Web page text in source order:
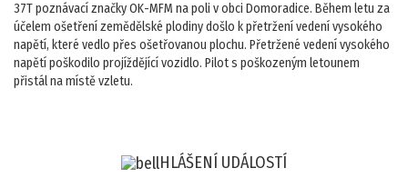
37T poznávací značky OK-MFM na poli v obci Domoradice. Během letu za
účelem ošetření zemědělské plodiny došlo k přetržení vedení vysokého
napětí, které vedlo přes ošetřovanou plochu. Přetržené vedení vysokého
napětí poškodilo projíždějící vozidlo. Pilot s poškozeným letounem
přistál na místě vzletu.
HLÁŠENÍ UDÁLOSTÍ